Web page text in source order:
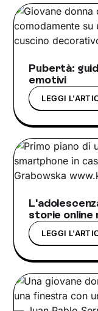
Pubertà:
emotivi
LEGGI
storie online
LEGGI